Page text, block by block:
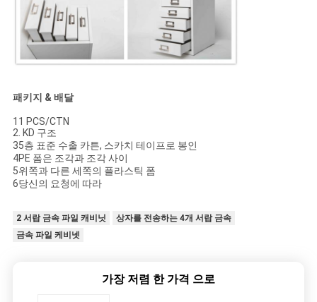
패키지 & 배달
11 PCS/CTN
2. KD 구조
35층 표준 수출 카튼, 스카치 테이프로 봉인
4PE 폼은 조각과 조각 사이
5위쪽과 다른 세쪽의 플라스틱 폼
6당신의 요청에 따라
2 서랍 금속 파일 캐비닛
상자를 전송하는 4개 서랍 금속
금속 파일 케비넷
가장 저렴 한 가격 으로